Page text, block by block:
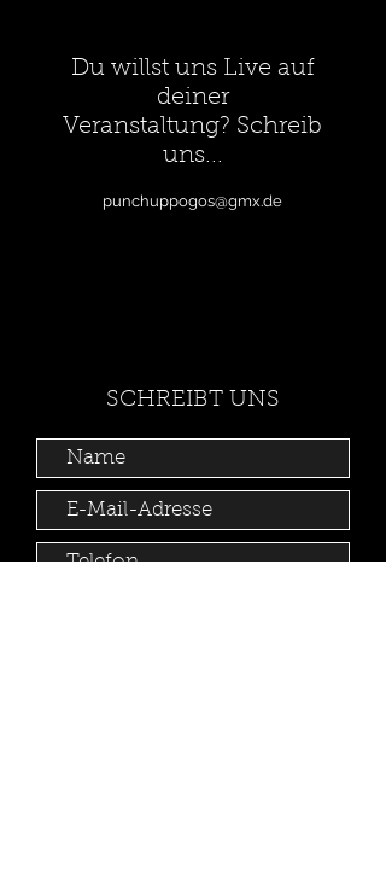
Du willst uns Live auf
deiner
Veranstaltung? Schreib
uns...
punchuppogos@gmx.de
SCHREIBT UNS